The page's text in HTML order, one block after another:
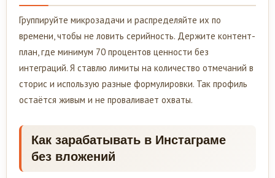
Группируйте микрозадачи и распределяйте их по
времени, чтобы не ловить серийность. Держите контент-
план, где минимум 70 процентов ценности без
интеграций. Я ставлю лимиты на количество отмечаний в
сторис и использую разные формулировки. Так профиль
остаётся живым и не проваливает охваты.
Как зарабатывать в Инстаграме
без вложений